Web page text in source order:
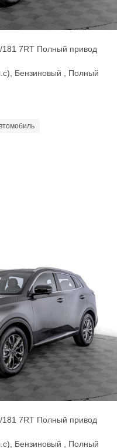
7RT Полный привод
Бензиновый , Полный
7RT Полный привод
Бензиновый , Полный